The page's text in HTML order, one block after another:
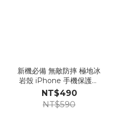
新機必備 無敵防摔 極地冰
岩殼 iPhone 手機保護殼
+玻璃貼
Londonimg【K50s】
NT$490
NT$590